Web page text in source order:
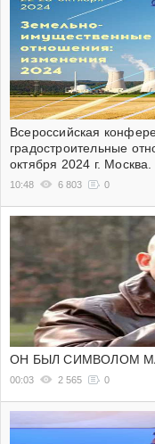
Всероссийская
градостроительные
октября 2024 г. Москва.
10:48 6 803 0
ОН БЫЛ СИМВОЛОМ
00:03 2 565 0